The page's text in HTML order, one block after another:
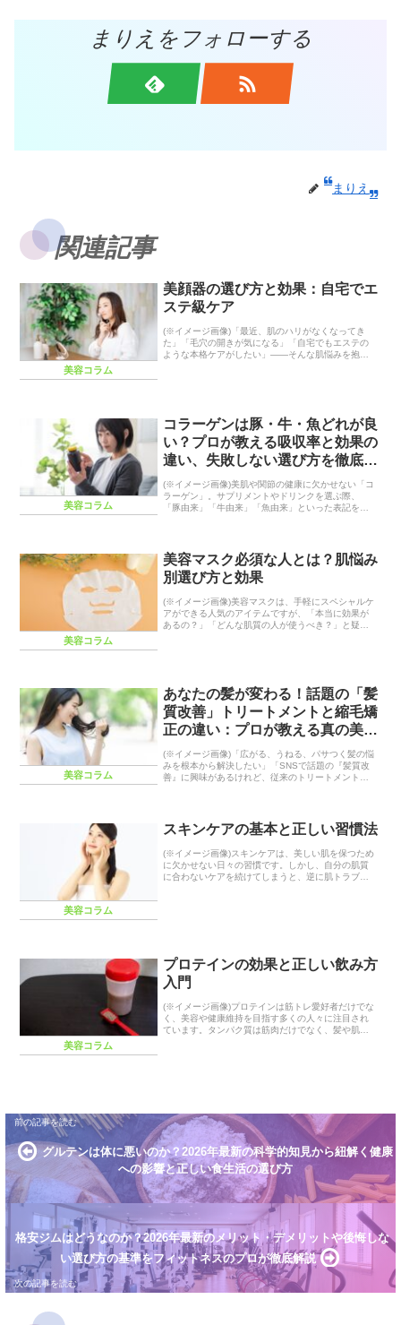
まりえをフォローする
まりえ
関連記事
美容コラム
美顔器の選び方と効果：自宅でエ
ステ級ケア
(※イメージ画像)「最近、肌のハリがなくなってき
た」「毛穴の開きが気になる」「自宅でもエステの
ような本格ケアがしたい」――そんな肌悩みを抱え
美容コラム
コラーゲンは豚・牛・魚どれが良
い？プロが教える吸収率と効果の
違い、失敗しない選び方を徹底解
説
(※イメージ画像)美肌や関節の健康に欠かせない「コ
ラーゲン」。サプリメントやドリンクを選ぶ際、
「豚由来」「牛由来」「魚由来」といった表記を見
美容コラム
美容マスク必須な人とは？肌悩み
別選び方と効果
(※イメージ画像)美容マスクは、手軽にスペシャルケ
アができる人気のアイテムですが、「本当に効果が
あるの？」「どんな肌質の人が使うべき？」と疑問
美容コラム
あなたの髪が変わる！話題の「髪
質改善」トリートメントと縮毛矯
正の違い：プロが教える真の美髪
術
(※イメージ画像)「広がる、うねる、パサつく髪の悩
みを根本から解決したい」「SNSで話題の『髪質改
善』に興味があるけれど、従来のトリートメントや
美容コラム
スキンケアの基本と正しい習慣法
(※イメージ画像)スキンケアは、美しい肌を保つため
に欠かせない日々の習慣です。しかし、自分の肌質
に合わないケアを続けてしまうと、逆に肌トラブル
美容コラム
プロテインの効果と正しい飲み方
入門
(※イメージ画像)プロテインは筋トレ愛好者だけでな
く、美容や健康維持を目指す多くの人々に注目され
ています。タンパク質は筋肉だけでなく、髪や肌、
グルテンは体に悪いのか？2026年最新の科学的知見から紐解く健康
への影響と正しい食生活の選び方
格安ジムはどうなのか？2026年最新のメリット・デメリットや後悔しな
い選び方の基準をフィットネスのプロが徹底解説